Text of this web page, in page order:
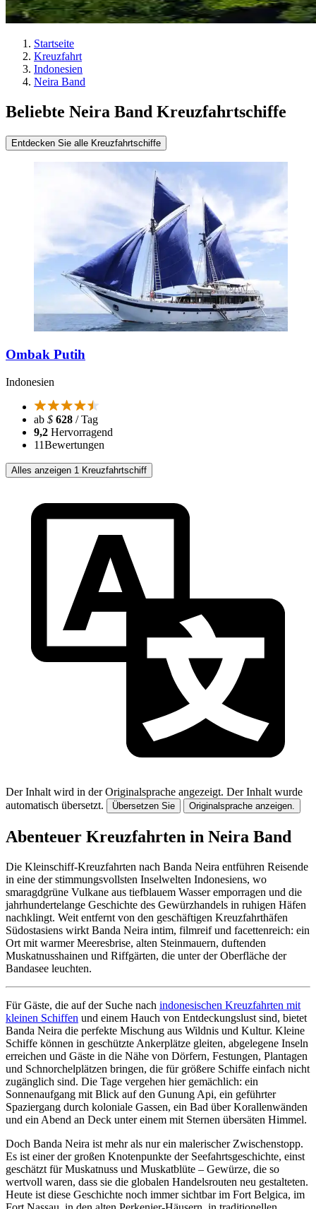
Startseite
Kreuzfahrt
Indonesien
Neira Band
Beliebte Neira Band Kreuzfahrtschiffe
Entdecken Sie alle Kreuzfahrtschiffe
Ombak Putih
Indonesien
ab $ 628 / Tag
9,2 Hervorragend
11Bewertungen
Alles anzeigen 1 Kreuzfahrtschiff
Der Inhalt wird in der Originalsprache angezeigt. Der Inhalt wurde
automatisch übersetzt.
Übersetzen Sie Originalsprache anzeigen.
Abenteuer Kreuzfahrten in Neira Band
Die Kleinschiff-Kreuzfahrten nach Banda Neira entführen Reisende
in eine der stimmungsvollsten Inselwelten Indonesiens, wo
smaragdgrüne Vulkane aus tiefblauem Wasser emporragen und die
jahrhundertelange Geschichte des Gewürzhandels in ruhigen Häfen
nachklingt. Weit entfernt von den geschäftigen Kreuzfahrthäfen
Südostasiens wirkt Banda Neira intim, filmreif und facettenreich: ein
Ort mit warmer Meeresbrise, alten Steinmauern, duftenden
Muskatnusshainen und Riffgärten, die unter der Oberfläche der
Bandasee leuchten.
Für Gäste, die auf der Suche nach indonesischen Kreuzfahrten mit
kleinen Schiffen und einem Hauch von Entdeckungslust sind, bietet
Banda Neira die perfekte Mischung aus Wildnis und Kultur. Kleine
Schiffe können in geschützte Ankerplätze gleiten, abgelegene Inseln
erreichen und Gäste in die Nähe von Dörfern, Festungen, Plantagen
und Schnorchelplätzen bringen, die für größere Schiffe einfach nicht
zugänglich sind. Die Tage vergehen hier gemächlich: ein
Sonnenaufgang mit Blick auf den Gunung Api, ein geführter
Spaziergang durch koloniale Gassen, ein Bad über Korallenwänden
und ein Abend an Deck unter einem mit Sternen übersäten Himmel.
Doch Banda Neira ist mehr als nur ein malerischer Zwischenstopp.
Es ist einer der großen Knotenpunkte der Seefahrtsgeschichte, einst
geschätzt für Muskatnuss und Muskatblüte – Gewürze, die so
wertvoll waren, dass sie die globalen Handelsrouten neu gestalteten.
Heute ist diese Geschichte noch immer sichtbar im Fort Belgica, im